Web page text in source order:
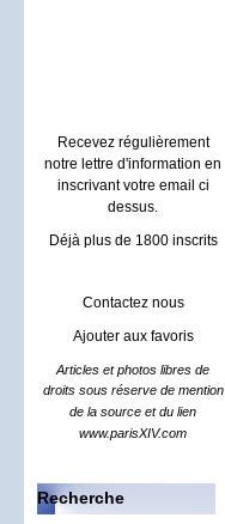
Recevez régulièrement
notre lettre d'information en
inscrivant votre email ci
dessus.
Déjà plus de 1800 inscrits
Contactez nous
Ajouter aux favoris
Articles et photos libres de
droits sous réserve de mention
de la source et du lien
www.parisXIV.com
Recherche